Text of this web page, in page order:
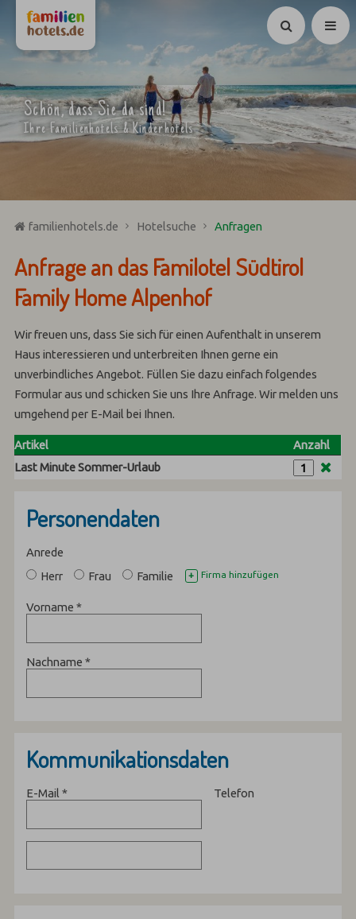
Suchen
Schön, dass Sie da sind!
Ihre Familienhotels & Kinderhotels
familienhotels.de Hotelsuche Anfragen
Anfrage an das Familotel Südtirol
Family Home Alpenhof
Wir freuen uns, dass Sie sich für einen Aufenthalt in unserem
Haus interessieren und unterbreiten Ihnen gerne ein
unverbindliches Angebot. Füllen Sie dazu einfach folgendes
Formular aus und schicken Sie uns Ihre Anfrage. Wir melden uns
umgehend per E-Mail bei Ihnen.
Artikel
Anzahl
Last Minute Sommer-Urlaub
Personendaten
Anrede
Herr
Frau Familie + Firma hinzufügen
Vorname*
Nachname*
Kommunikationsdaten
E-Mail* Telefon